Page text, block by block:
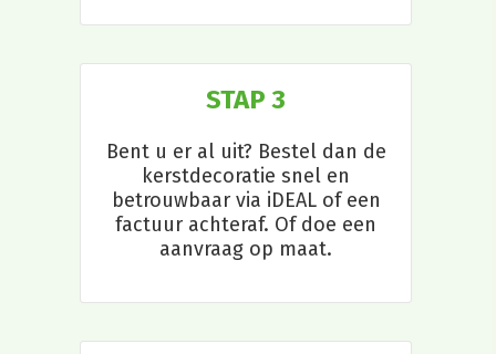
STAP 3
Bent u er al uit? Bestel dan de
kerstdecoratie snel en
betrouwbaar via iDEAL of een
factuur achteraf. Of doe een
aanvraag op maat.